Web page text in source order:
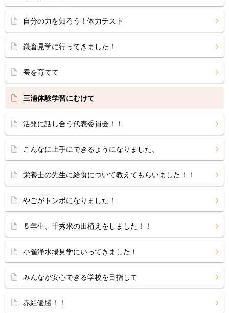
自分の力を知ろう！体力テスト
鎌倉見学に行ってきました！
蚕を育てて
三浦体験学習にむけて
活発に話し合う代表委員会！！
こんなに上手にできるようになりました。
栄養士の先生に給食について教えてもらいました！！
やごがトンボになりました！
５年生、千秀米の田植えをしました！！
小雀浄水場見学にいってきました！
みんなが安心できる学校を目指して
赤組優勝！！